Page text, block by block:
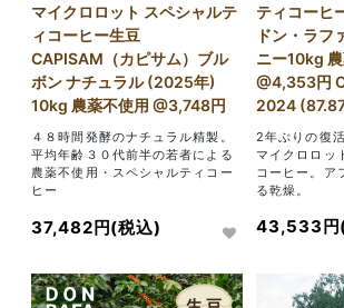
マイクロロット スペシャルテ
ィコーヒー生豆
CAPISAM（カピサム）ブル
ボン ナチュラル (2025年)
10kg 農薬不使用 @3,748円
４８時間発酵のナチュラル精製。
平均年齢３０代前半の若者による
農薬不使用・スペシャルティコー
ヒー
37,482円(税込)
ティコーヒ
ドン・ラフ
ニー10kg
@4,353円
2024
2年ぶりの復
マイクロロッ
コーヒー。ア
る乾燥。
43,533円